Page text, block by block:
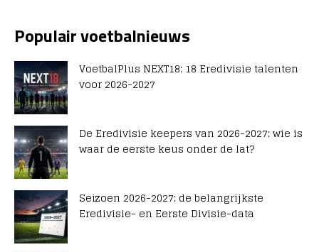
Populair voetbalnieuws
VoetbalPlus NEXT18: 18 Eredivisie talenten
voor 2026-2027
De Eredivisie keepers van 2026-2027: wie is
waar de eerste keus onder de lat?
Seizoen 2026-2027: de belangrijkste
Eredivisie- en Eerste Divisie-data